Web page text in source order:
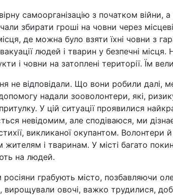
самоорганізацію з початком війни,
збирати гроші на човни через
де можна було взяти їхні човни з
людей і тварин у безпечні місця.
і човни на затоплені території. Їм
не відповідали. Що вони робили далі,
надали зооволонтери, які,
У цій ситуації проявилися
невідомим, але сподіваюся, ми
викликаної окупантом. Волонтери
і тваринам. У місті багато
на людей.
грабують місто, позбавляючи
вирощували овочі, важко трудилися,